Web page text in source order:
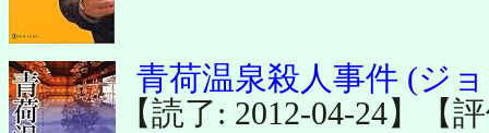
青荷温泉殺人事件 (ジ
【読了: 2012-04-24】【